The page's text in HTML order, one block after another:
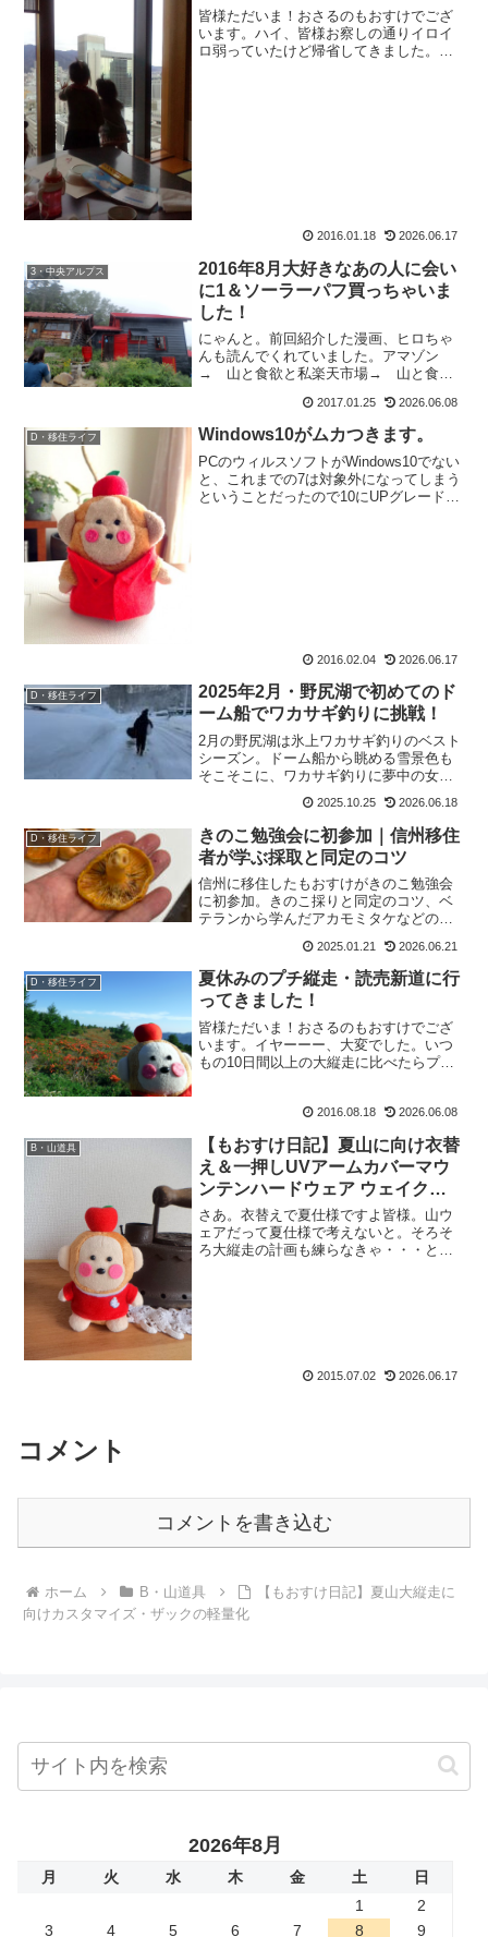
皆様ただいま！おさるのもおすけでござ
います。ハイ、皆様お察しの通りイロイ
ロ弱っていたけど帰省してきました。自
2016.01.18 2026.06.17
3・中央アルプス
2016年8月大好きなあの人に会い
に1＆ソーラーパフ買っちゃいま
した！
にゃんと。前回紹介した漫画、ヒロちゃ
んも読んでくれていました。アマゾン
→ 山と食欲と私楽天市場→ 山と食欲
とは漫画とか音楽の好み、意外にも近い
んだった。違うのは、酒飲みかそうでな
いか位ね。と、ヒロちゃんも...
2017.01.25 2026.06.08
D・移住ライフ Windows10がムカつきます。
PCのウィルスソフトがWindows10でない
と、これまでの7は対象外になってしまう
ということだったので10にUPグレードし
2016.02.04 2026.06.17
D・移住ライフ
2025年2月・野尻湖で初めてのド
ーム船でワカサギ釣りに挑戦！
2月の野尻湖は氷上ワカサギ釣りのベスト
シーズン。ドーム船から眺める雪景色も
そこそこに、ワカサギ釣りに夢中の女子2
2025.10.25 2026.06.18
D・移住ライフ
きのこ勉強会に初参加｜信州移住
者が学ぶ採取と同定のコツ
信州に移住したもおすけがきのこ勉強会
に初参加。きのこ採りと同定のコツ、ベ
テランから学んだアカモミタケなどの見
者目線でレポートします。
2025.01.21 2026.06.21
D・移住ライフ
夏休みのプチ縦走・読売新道に行
ってきました！
皆様ただいま！おさるのもおすけでござ
います。イヤーーー、大変でした。いつ
もの10日間以上の大縦走に比べたらプチ
ーー、大変だった読売新道。更にその
2016.08.18 2026.06.08
B・山道具
【もおすけ日記】夏山に向け衣替
え＆一押しUVアームカバーマウ
ンテンハードウェア ウェイクー
ルアームズ
さあ。衣替えで夏仕様ですよ皆様。山ウ
ェアだって夏仕様で考えないと。そろそ
ろ大縦走の計画も練らなきゃ・・・と思
2015.07.02 2026.06.17
コメント
コメントを書き込む
ホーム B・山道具
【もおすけ日記】夏山大縦走に
向けカスタマイズ・ザックの軽量化
2026年8月
月 火 水 木 金 土
日
1
2
3
4 5 6 7 8 9